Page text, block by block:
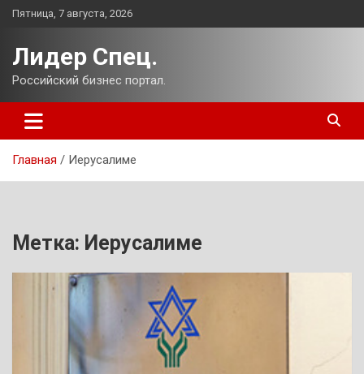
Перейти
Пятница, 7 августа, 2026
Лидер Спец.
Российский бизнес портал.
Главная Иерусалиме
Метка: Иерусалиме